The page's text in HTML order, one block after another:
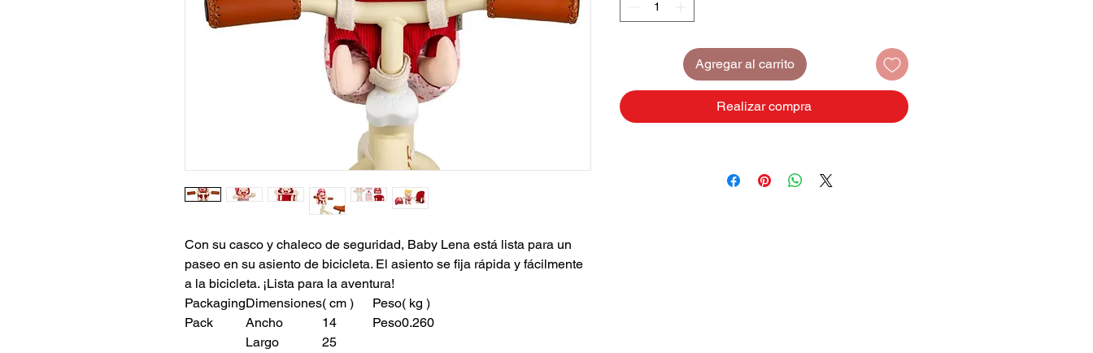
Con su casco y chaleco de seguridad, Baby Lena está lista para un
paseo en su asiento de bicicleta. El asiento se fija rápida y fácilmente
a la bicicleta. ¡Lista para la aventura!
PackagingDimensiones( cm ) Peso( kg )
Pack
Ancho 14 Peso0.260
Largo
25
Agregar al carrito
Realizar compra